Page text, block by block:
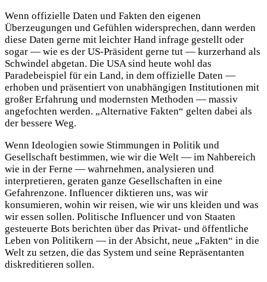
Wenn offizielle Daten und Fakten den eigenen
Überzeugungen und Gefühlen widersprechen, dann werden
diese Daten gerne mit leichter Hand infrage gestellt oder
sogar — wie es der US-Präsident gerne tut — kurzerhand als
Schwindel abgetan. Die USA sind heute wohl das
Paradebeispiel für ein Land, in dem offizielle Daten —
erhoben und präsentiert von unabhängigen Institutionen mit
großer Erfahrung und modernsten Methoden — massiv
angefochten werden. „Alternative Fakten“ gelten dabei als
der bessere Weg.
Wenn Ideologien sowie Stimmungen in Politik und
Gesellschaft bestimmen, wie wir die Welt — im Nahbereich
wie in der Ferne — wahrnehmen, analysieren und
interpretieren, geraten ganze Gesellschaften in eine
Gefahrenzone. Influencer diktieren uns, was wir
konsumieren, wohin wir reisen, wie wir uns kleiden und was
wir essen sollen. Politische Influencer und von Staaten
gesteuerte Bots berichten über das Privat- und öffentliche
Leben von Politikern — in der Absicht, neue „Fakten“ in die
Welt zu setzen, die das System und seine Repräsentanten
diskreditieren sollen.